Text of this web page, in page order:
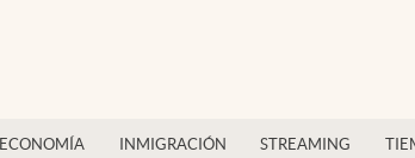
ECONOMÍA INMIGRACIÓN STREAMING